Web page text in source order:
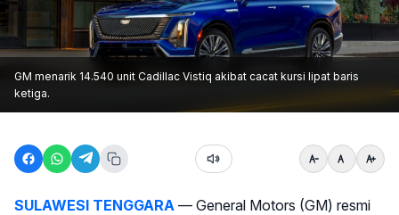
GM menarik 14.540 unit Cadillac Vistiq akibat cacat kursi lipat baris
ketiga.
SULAWESI TENGGARA — General Motors (GM) resmi